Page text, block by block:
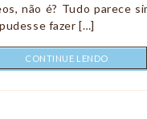
não é? Tudo parece
fazer […]
CONTINUE LENDO